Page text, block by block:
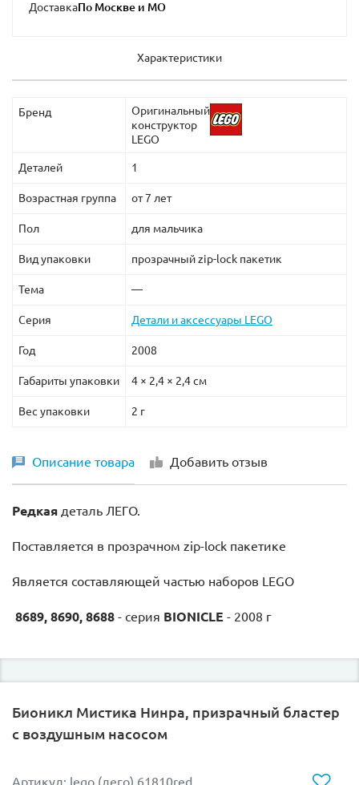
Доставка
Характеристики
Бренд
Оригинальный
конструктор
LEGO
Деталей 1
Возрастная группа от 7 лет
Пол для мальчика
Вид упаковки прозрачный zip-lock пакетик
Тема —
Серия Детали и аксессуары LEGO
Год 2008
Габариты упаковки 4 × 2,4 × 2,4 см
Вес упаковки 2 г
Описание товара Добавить отзыв
Редкая деталь ЛЕГО.
Поставляется в прозрачном zip-lock пакетике
Является составляющей частью наборов LEGO
8689, 8690, 8688 - серия BIONICLE - 2008 г
Бионикл Мистика Нинра, призрачный бластер
с воздушным насосом
Артикул: lego (лего) 61810red